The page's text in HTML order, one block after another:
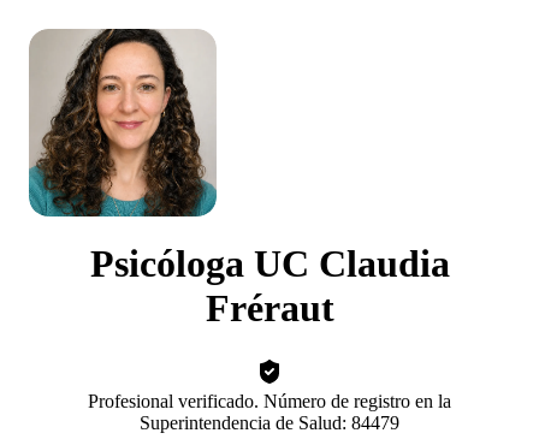
Psicóloga UC Claudia
Fréraut
Profesional verificado. Número de registro en la
Superintendencia de Salud: 84479